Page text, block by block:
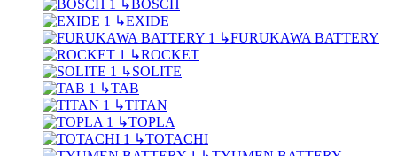
↳BOSCH
↳EXIDE
↳FURUKAWA BATTERY
↳ROCKET
↳SOLITE
↳TAB
↳TITAN
↳TOPLA
↳TOTACHI